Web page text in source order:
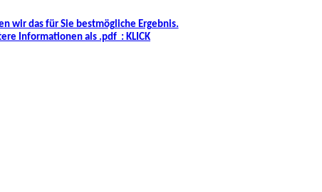
wir das für Sie bestmögliche Ergebnis.
Informationen als .pdf : KLICK